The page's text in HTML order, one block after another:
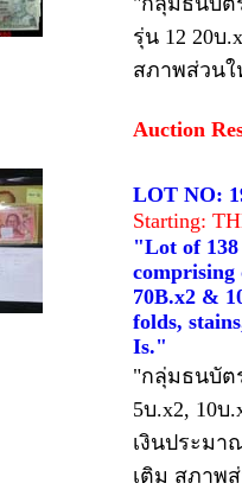
รุ่น 12 20บ
สภาพส่วนใ
Auction
LOT NO:
Starting:
"Lot of
comprising
70B.x2 &
folds,
Is."
"กลุ่มธนบัต
5บ.x2, 10บ
เงินประมา
เติม สภาพ